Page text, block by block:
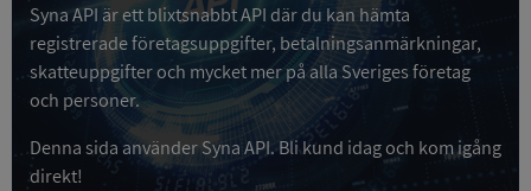
Syna API är ett blixtsnabbt API där du kan hämta
registrerade företagsuppgifter, betalningsanmärkningar,
skatteuppgifter och mycket mer på alla Sveriges företag
och personer.
Denna sida använder Syna API. Bli kund idag och kom igång
direkt!